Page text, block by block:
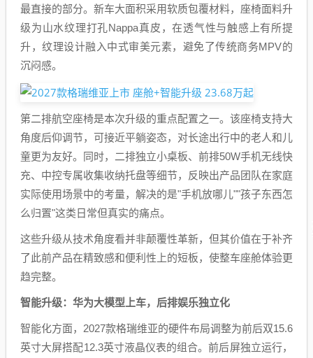
最直接的部分。新车大面积采用软质包覆材料，座椅面料升
级为山水纹理打孔Nappa真皮，在透气性与触感上有所提
升，纹理设计融入中式审美元素，避免了传统商务MPV的
沉闷感。
第二排航空座椅是本次升级的重点配置之一。该座椅支持大
角度后仰调节，可接近平躺姿态，对长途出行中的老人和儿
童更为友好。同时，二排独立小桌板、前排50W手机无线快
充、中控专属收集收纳托盘等细节，反映出产品团队在家庭
实际使用场景中的考量，解决的是"手机放哪儿""孩子东西怎
么归置"这类日常但真实的痛点。
这些升级从技术角度看并非颠覆性革新，但其价值在于补齐
了此前产品在精致感和便利性上的短板，使整车座舱体验更
趋完整。
智能升级：华为大模型上车，后排娱乐独立化
智能化方面，2027款格瑞维亚的硬件布局调整为前后双15.6
英寸大屏搭配12.3英寸液晶仪表的组合。前后屏独立运行，